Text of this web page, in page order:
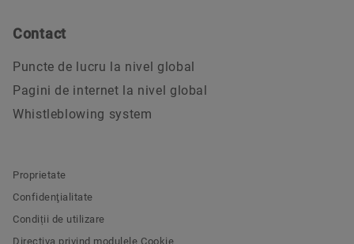
Contact
Puncte de lucru la nivel global
Pagini de internet la nivel global
Whistleblowing system
Proprietate
Confidenţialitate
Condiții de utilizare
Directiva privind modulele Cookie